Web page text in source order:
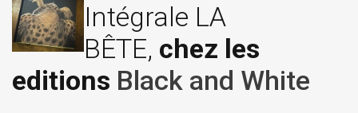
Intégrale LA
BÊTE, chez les
editions Black and White